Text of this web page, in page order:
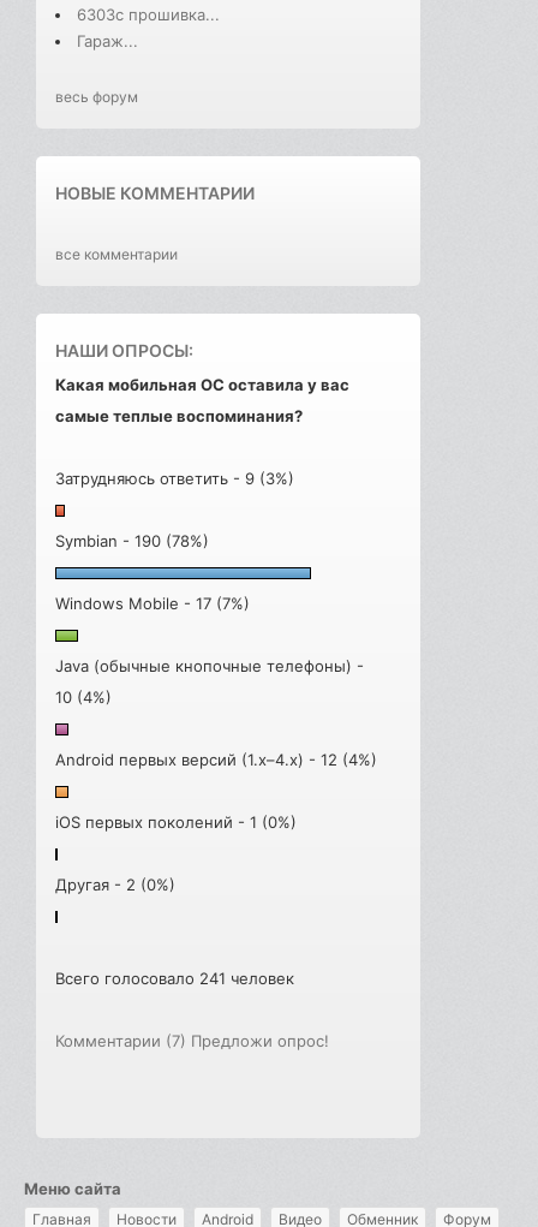
6303с прошивка...
Гараж...
весь форум
НОВЫЕ КОММЕНТАРИИ
все комментарии
НАШИ ОПРОСЫ:
Какая мобильная ОС оставила у вас
самые теплые воспоминания?
Затрудняюсь ответить - 9 (3%)
Symbian - 190 (78%)
Windows Mobile - 17 (7%)
Java (обычные кнопочные телефоны) -
10 (4%)
Android первых версий (1.x–4.x) - 12 (4%)
iOS первых поколений - 1 (0%)
Другая - 2 (0%)
Всего голосовало 241 человек
Комментарии (7) Предложи опрос!
Меню сайта
Главная Новости Android Видео Обменник Форум